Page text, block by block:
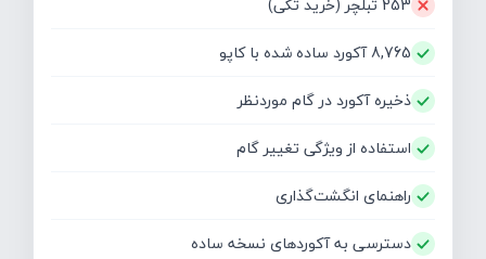
8,765 آکورد ساده شده با کاپو
ذخیره آکورد در گام موردنظر
استفاده از ویژگی تغییر گام
راهنمای انگشت‌گذاری
دسترسی به آکوردهای نسخه ساده